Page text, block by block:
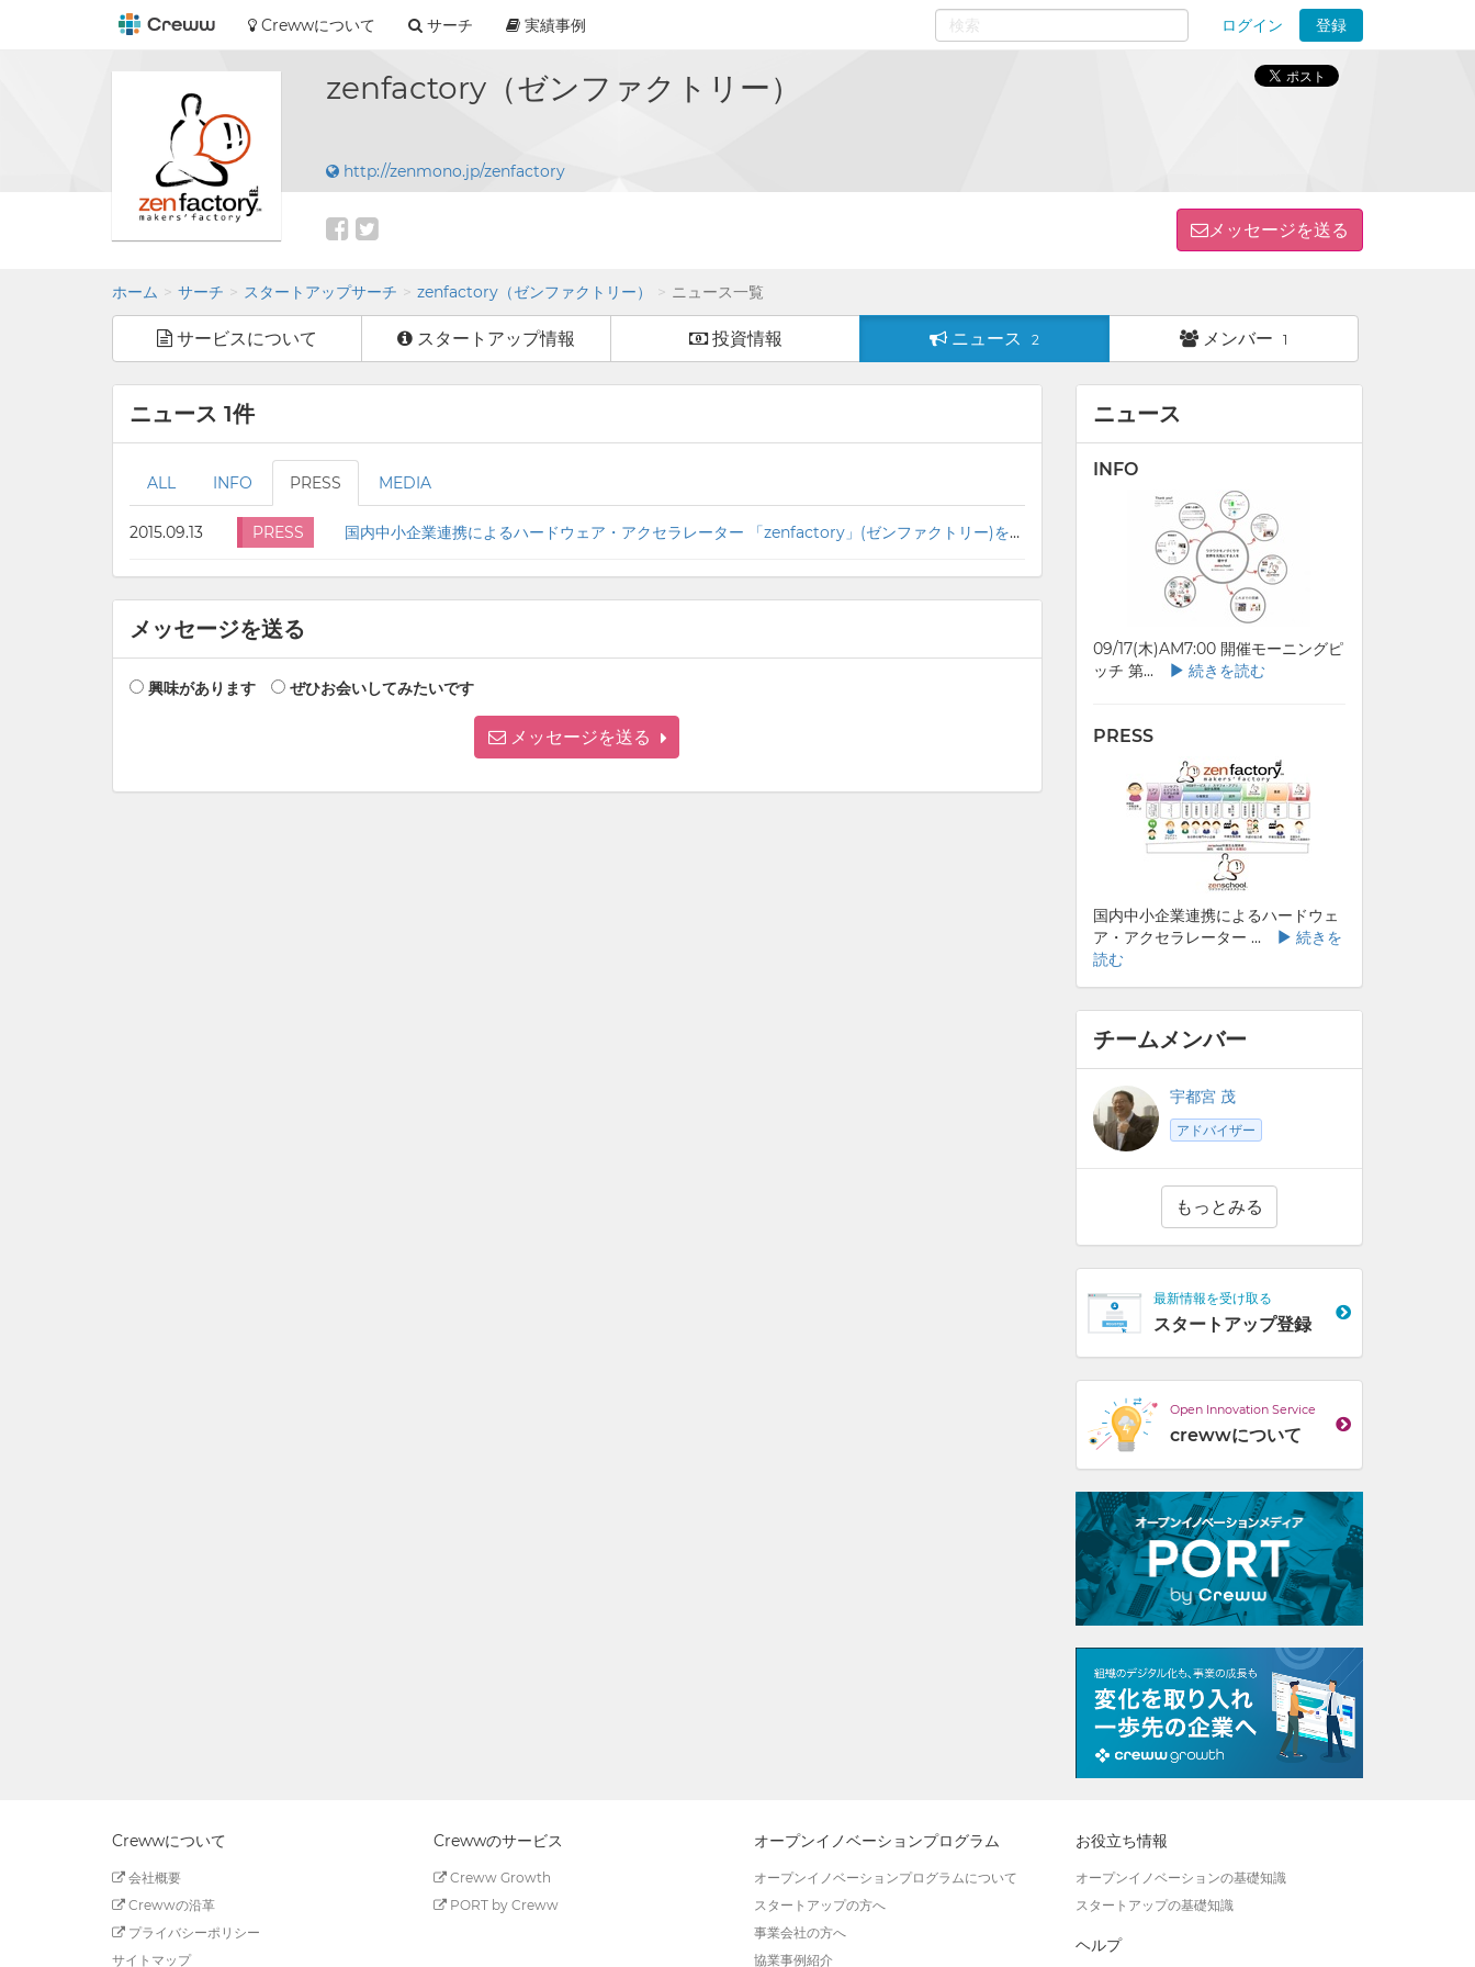
Crewwについて サーチ 実績事例 ログイン
登録
0
zenfactory（ゼンファクトリー）
http://zenmono.jp/zenfactory
メッセージを送る
ホーム サーチ スタートアップサーチ zenfactory（ゼンファクトリー） ニュース一覧
サービスについて スタートアップ情報 投資情報 ニュース 2 メンバー 1
ニュース 1件
ALL INFO PRESS MEDIA
2015.09.13 PRESS 国内中小企業連携によるハードウェア・アクセラレーター 「zenfactory」(ゼンファクトリー)を提供開始 ～ハードウェア商品開発の全行程をサポート～
メッセージを送る
興味があります ぜひお会いしてみたいです
メッセージを送る
ニュース
INFO
09/17(木)AM7:00 開催モーニングピ
ッチ 第...
続きを読む
PRESS
国内中小企業連携によるハードウェ
ア・アクセラレーター ...
続きを
読む
チームメンバー
宇都宮 茂
アドバイザー
もっとみる
最新情報を受け取る
スタートアップ登録
Open Innovation Service
crewwについて
Crewwについて
会社概要
Crewwの沿革
プライバシーポリシー
サイトマップ
Crewwのサービス
Creww Growth
PORT by Creww
オープンイノベーションプログラム
オープンイノベーションプログラムについて
スタートアップの方へ
事業会社の方へ
協業事例紹介
お役立ち情報
オープンイノベーションの基礎知識
スタートアップの基礎知識
ヘルプ